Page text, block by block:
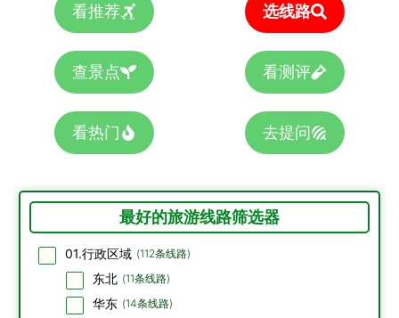
看推荐 选线路
查景点 看测评
看热门 去提问
最好的旅游线路筛选器
01.行政区域 (112条线路)
东北 (11条线路)
华东 (14条线路)